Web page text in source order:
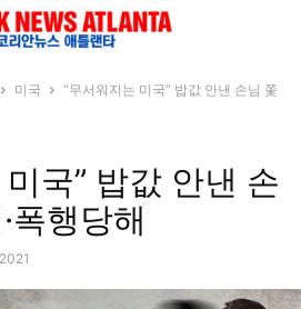
미국
“무서워지는 미국” 밥값 안낸 손님 쫓
국” 밥값 안낸 손
폭행당해